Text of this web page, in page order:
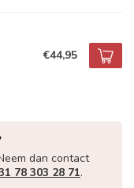
€44,95
dan contact
78 303 28 71.